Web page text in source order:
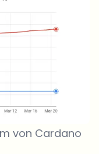
von Cardano